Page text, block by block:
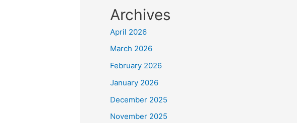
Archives
April 2026
March 2026
February 2026
January 2026
December 2025
November 2025